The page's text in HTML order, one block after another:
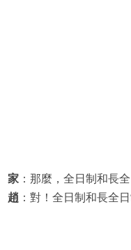
家：那麼，全日制和長
趙 ：對！全日制和長全